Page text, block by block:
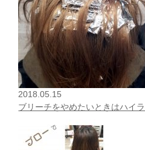
2018.05.15
ブリーチをやめたいときはハイ